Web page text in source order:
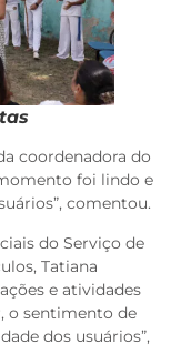
coordenadora do
foi lindo e
comentou.
do Serviço de
Tatiana
e atividades
o sentimento de
dos usuários”,